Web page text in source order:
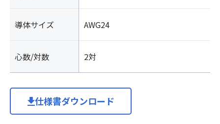
導体サイズ AWG24
心数/対数 2対
仕様書ダウンロード